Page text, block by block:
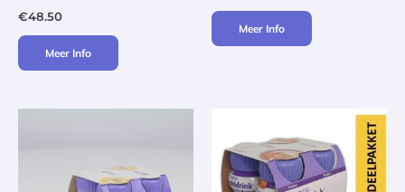
€48.50
Meer Info
Meer Info